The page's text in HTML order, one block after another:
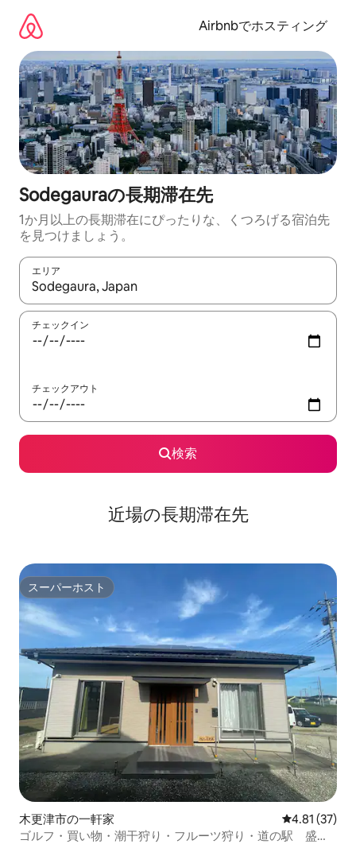
Airbnbでホスティング
Sodegauraの長期滞在先
1か月以上の長期滞在にぴったりな、くつろげる宿泊先
を見つけましょう。
エリア
検索結果が表示されたら、上下の矢印キーを使って移動するか
チェックイン
チェックアウト
検索
近場の長期滞在先
スーパーホスト
スーパーホスト
木更津市の一軒家 レビュー37
4.81 (37)
ゴルフ・買い物・潮干狩り・フルーツ狩り・道の駅 盛り